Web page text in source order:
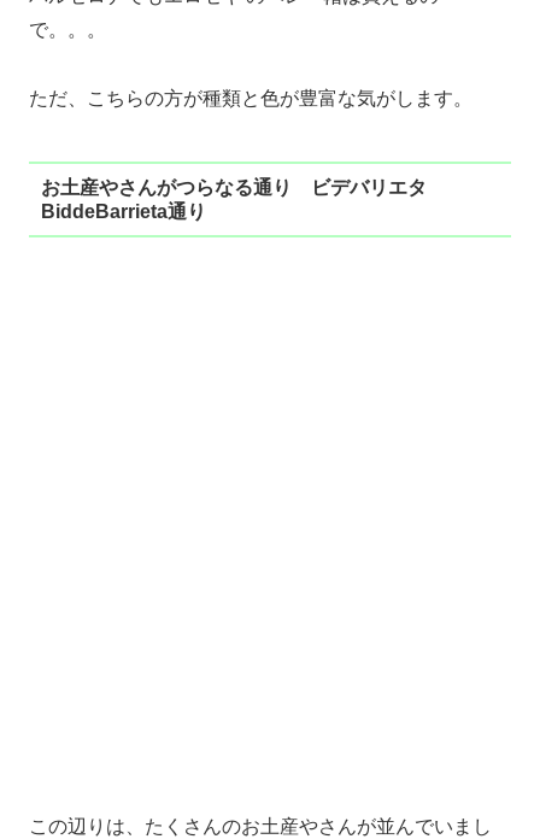
で。。。
ただ、こちらの方が種類と色が豊富な気がします。
お土産やさんがつらなる通り ビデバリエタ
BiddeBarrieta通り
この辺りは、たくさんのお土産やさんが並んでいまし